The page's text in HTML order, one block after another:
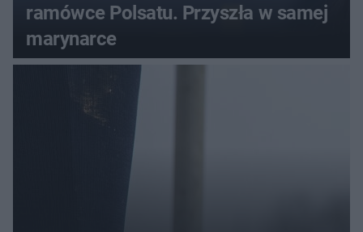
ramówce Polsatu. Przyszła w samej
marynarce